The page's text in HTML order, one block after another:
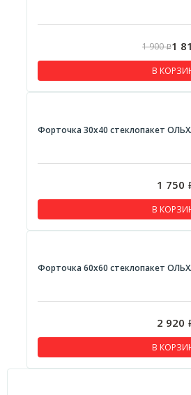
1 900Р1
В
Форточка 30х40 стеклопакет
1 750
В
Форточка 60х60 стеклопакет
2 920
В